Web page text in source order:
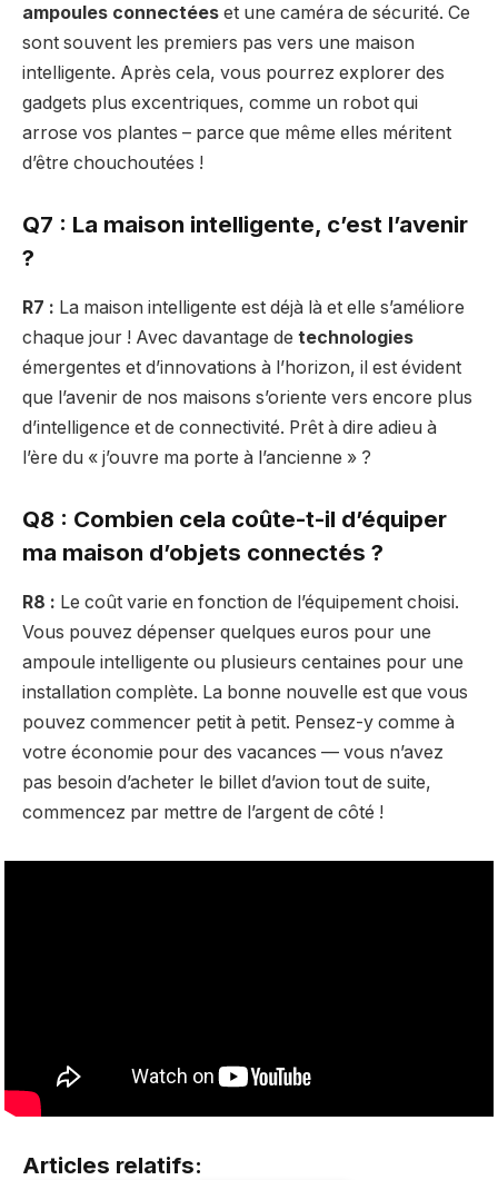
ampoules connectées et une caméra de sécurité. Ce
sont souvent les premiers pas vers une maison
intelligente. Après cela, vous pourrez explorer des
gadgets plus excentriques, comme un robot qui
arrose vos plantes – parce que même elles méritent
d’être chouchoutées !
Q7 : La maison intelligente, c’est l’avenir
?
R7 : La maison intelligente est déjà là et elle s’améliore
chaque jour ! Avec davantage de technologies
émergentes et d’innovations à l’horizon, il est évident
que l’avenir de nos maisons s’oriente vers encore plus
d’intelligence et de connectivité. Prêt à dire adieu à
l’ère du « j’ouvre ma porte à l’ancienne » ?
Q8 : Combien cela coûte-t-il d’équiper
ma maison d’objets connectés ?
R8 : Le coût varie en fonction de l’équipement choisi.
Vous pouvez dépenser quelques euros pour une
ampoule intelligente ou plusieurs centaines pour une
installation complète. La bonne nouvelle est que vous
pouvez commencer petit à petit. Pensez-y comme à
votre économie pour des vacances — vous n’avez
pas besoin d’acheter le billet d’avion tout de suite,
commencez par mettre de l’argent de côté !
Articles relatifs: